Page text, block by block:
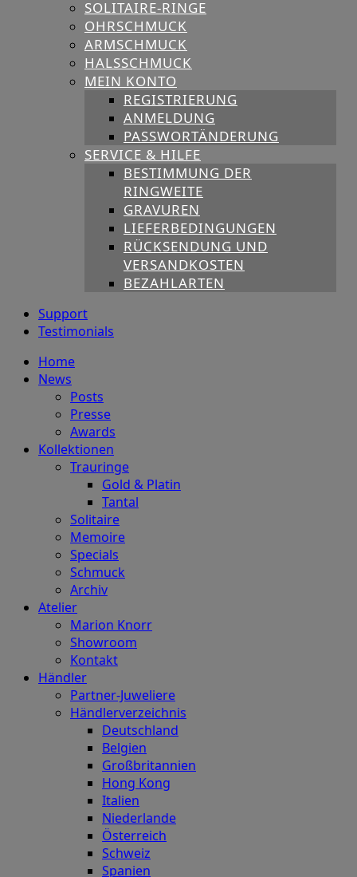
SOLITAIRE-RINGE
OHRSCHMUCK
ARMSCHMUCK
HALSSCHMUCK
MEIN KONTO
REGISTRIERUNG
ANMELDUNG
PASSWORTÄNDERUNG
SERVICE & HILFE
BESTIMMUNG DER
RINGWEITE
GRAVUREN
LIEFERBEDINGUNGEN
RÜCKSENDUNG UND
VERSANDKOSTEN
BEZAHLARTEN
Support
Testimonials
Home
News
Posts
Presse
Awards
Kollektionen
Trauringe
Gold & Platin
Tantal
Solitaire
Memoire
Specials
Schmuck
Archiv
Atelier
Marion Knorr
Showroom
Kontakt
Händler
Partner-Juweliere
Händlerverzeichnis
Deutschland
Belgien
Großbritannien
Hong Kong
Italien
Niederlande
Österreich
Schweiz
Spanien